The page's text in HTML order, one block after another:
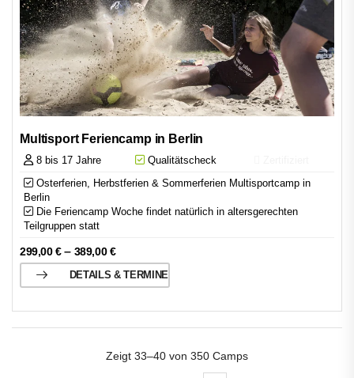
Multisport Feriencamp in Berlin
8 bis 17 Jahre Qualitätscheck
Osterferien, Herbstferien & Sommerferien Multisportcamp in
Berlin
Die Feriencamp Woche findet natürlich in altersgerechten
Teilgruppen statt
299,00€– 389,00€
DETAILS & TERMINE
Zeigt 33–40 von 350 Camps